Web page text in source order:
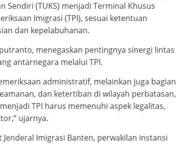
(TUKS) menjadi Terminal Khusus
Imigrasi (TPI), sesuai ketentuan
dan kepelabuhanan.
menegaskan pentingnya sinergi lintas
antarnegara melalui TPI.
administratif, melainkan juga bagian
dan ketertiban di wilayah perbatasan,
TPI harus memenuhi aspek legalitas,
ujarnya.
Imigrasi Banten, perwakilan instansi